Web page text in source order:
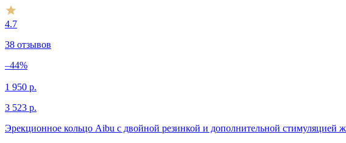
4.7
38 отзывов
–44%
1 950 р.
3 523 р.
Эрекционное кольцо Aibu с двойной резинкой и дополнительной